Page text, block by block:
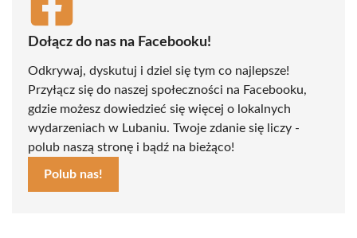
Dołącz do nas na Facebooku!
Odkrywaj, dyskutuj i dziel się tym co najlepsze!
Przyłącz się do naszej społeczności na Facebooku,
gdzie możesz dowiedzieć się więcej o lokalnych
wydarzeniach w Lubaniu. Twoje zdanie się liczy -
polub naszą stronę i bądź na bieżąco!
Polub nas!